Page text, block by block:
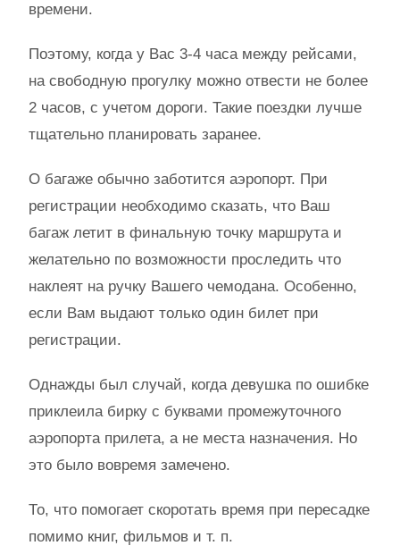
времени.
Поэтому, когда у Вас 3-4 часа между рейсами,
на свободную прогулку можно отвести не более
2 часов, с учетом дороги. Такие поездки лучше
тщательно планировать заранее.
О багаже обычно заботится аэропорт. При
регистрации необходимо сказать, что Ваш
багаж летит в финальную точку маршрута и
желательно по возможности проследить что
наклеят на ручку Вашего чемодана. Особенно,
если Вам выдают только один билет при
регистрации.
Однажды был случай, когда девушка по ошибке
приклеила бирку с буквами промежуточного
аэропорта прилета, а не места назначения. Но
это было вовремя замечено.
То, что помогает скоротать время при пересадке
помимо книг, фильмов и т. п.